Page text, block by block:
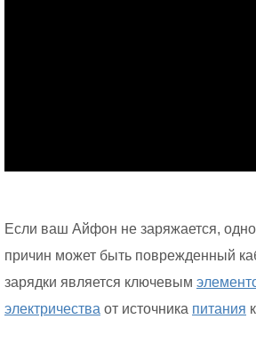
Если ваш Айфон не заряжается,
причин может быть поврежденный
зарядки является ключевым
электричества от источника питания